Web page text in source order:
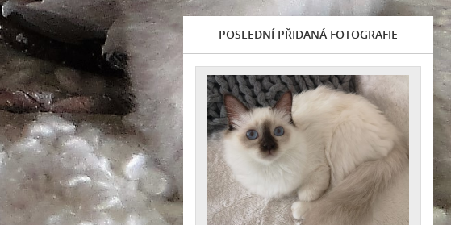
POSLEDNÍ PŘIDANÁ FOTOGRAFIE